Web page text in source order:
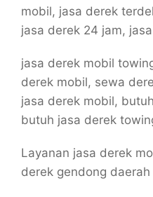
mobil, jasa derek
jasa derek 24 jam,
jasa derek mobil
derek mobil, sewa
jasa derek mobil,
butuh jasa derek
Layanan jasa derek
derek gendong